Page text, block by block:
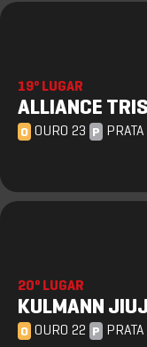
19º LUGAR
ALLIANCE
O OURO 23 P
20º LUGAR
KULMANN
O OURO 22 P